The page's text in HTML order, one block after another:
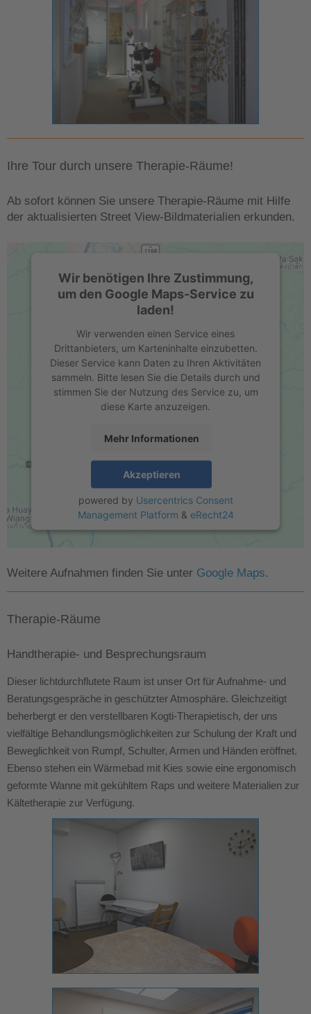
Ihre Tour durch unsere Therapie-Räume!
Ab sofort können Sie unsere Therapie-Räume mit Hilfe
der aktualisierten Street View-Bildmaterialien erkunden.
Wir benötigen Ihre Zustimmung,
um den Google Maps-Service zu
laden!
Wir verwenden einen Service eines
Drittanbieters, um Karteninhalte einzubetten.
Dieser Service kann Daten zu Ihren Aktivitäten
sammeln. Bitte lesen Sie die Details durch und
stimmen Sie der Nutzung des Service zu, um
diese Karte anzuzeigen.
Mehr Informationen
Akzeptieren
powered by Usercentrics Consent
Management Platform & eRecht24
Weitere Aufnahmen finden Sie unter Google Maps.
Therapie-Räume
Handtherapie- und Besprechungsraum
Dieser lichtdurchflutete Raum ist unser Ort für Aufnahme- und
Beratungsgespräche in geschützter Atmosphäre. Gleichzeitigt
beherbergt er den verstellbaren Kogti-Therapietisch, der uns
vielfältige Behandlungsmöglichkeiten zur Schulung der Kraft und
Beweglichkeit von Rumpf, Schulter, Armen und Händen eröffnet.
Ebenso stehen ein Wärmebad mit Kies sowie eine ergonomisch
geformte Wanne mit gekühltem Raps und weitere Materialien zur
Kältetherapie zur Verfügung.